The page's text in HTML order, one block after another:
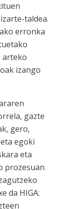
taldea.
erronka
arteko
izango
gazte
gero,
egoki
eta
prozesuan
da HIGA: